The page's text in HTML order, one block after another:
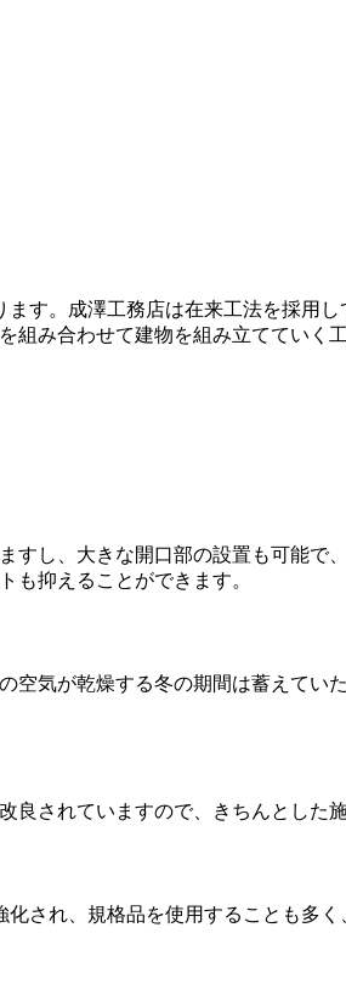
す。成澤工務店は在来工法を採用
み合わせて建物を組み立てていく工
し、大きな開口部の設置も可能で
も抑えることができます。
気が乾燥する冬の期間は蓄えてい
されていますので、きちんとした
され、規格品を使用することも多く